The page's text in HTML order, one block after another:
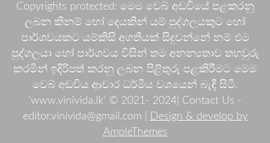
Copyrights protected: මෙම වෙබ් අඩවියේ පළකරනු
ලබන කිනම් හෝ දෙයකින් යම් පුද්ගලයකුට හෝ
පාර්ශවයකට යම්කිසි අගතියක් සිදුවන්නේ නම් එම
පුද්ගලයා හෝ පාර්ශවය විසින් තම අනන්‍යතාව තහවුරු
කරමින් ඉදිරිපත් කරනු ලබන පිළිතුරු පළකිරීමට මෙම
වෙබ් අඩවිය ආචාර ධර්මීය වශයෙන් බැඳී සිටී.
'www.vinivida.lk' © 2021- 2024| Contact Us -
editor.vinivida@gmail.com |
Design & develop by
AmpleThemes